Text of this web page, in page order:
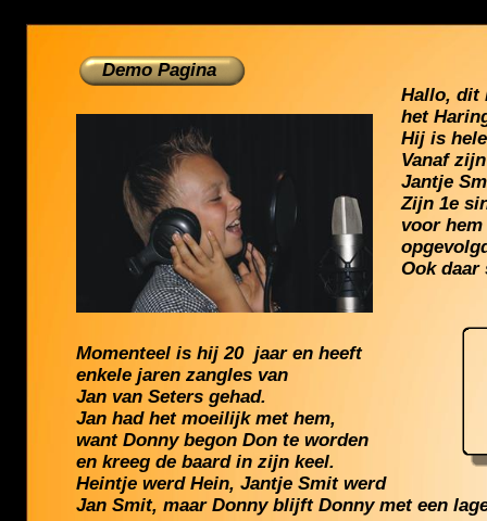
Demo Pagina
Hallo, dit
het
Hij is
Vanaf
Jantje
Zijn 1e
voor
Ook daar
Momenteel is hij 20 jaar en heeft
enkele jaren zangles van
Jan van Seters gehad.
Jan had het moeilijk met hem,
want Donny begon Don te worden
en kreeg de baard in zijn keel.
Heintje werd Hein, Jantje Smit werd
Jan Smit, maar Donny blijft Donny met een